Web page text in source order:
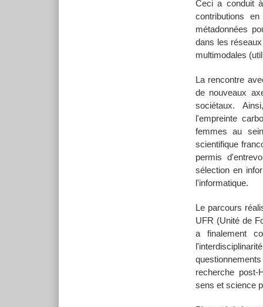
Ceci a conduit
contributions
métadonnées
dans les
multimodales
La rencontre
de nouveaux
sociétaux.
l'empreinte
femmes au
scientifique
permis
sélection en
l'informatique.
Le parcours
UFR (Unité de
a finalement
recherche post-
sens et science